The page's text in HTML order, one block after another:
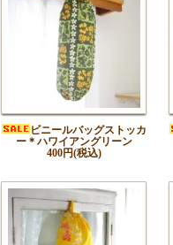
ビニールバッグストッカ
ー＊ハワイアングリーン
400円(税込)